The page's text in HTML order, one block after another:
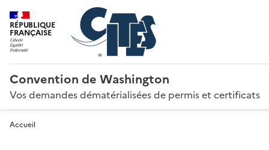
RÉPUBLIQUE
FRANÇAISE
Convention de Washington
Vos demandes dématérialisées de permis et certificats
Accueil